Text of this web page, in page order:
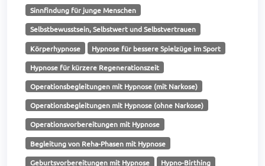
Sinnfindung für junge Menschen
Selbstbewusstsein, Selbstwert und Selbstvertrauen
Körperhypnose Hypnose für bessere Spielzüge im Sport
Hypnose für kürzere Regenerationszeit
Operationsbegleitungen mit Hypnose (mit Narkose)
Operationsbegleitungen mit Hypnose (ohne Narkose)
Operationsvorbereitungen mit Hypnose
Begleitung von Reha-Phasen mit Hypnose
Geburtsvorbereitungen mit Hypnose Hypno-Birthing